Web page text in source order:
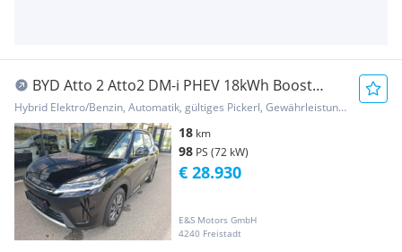
BYD Atto 2 Atto2 DM-i PHEV 18kWh Boost
Österreich Paket
Hybrid Elektro/Benzin, Automatik, gültiges Pickerl, Gewährleistung, Garantie
18 km
98 PS (72 kW)
E&S Motors GmbH
4240 Freistadt
€ 28.930